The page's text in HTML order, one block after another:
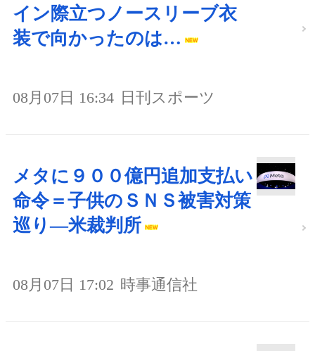
イン際立つノースリーブ衣
装で向かったのは…
08月07日 16:34 日刊スポーツ
メタに９００億円追加支払い
命令＝子供のＳＮＳ被害対策
巡り―米裁判所
08月07日 17:02 時事通信社